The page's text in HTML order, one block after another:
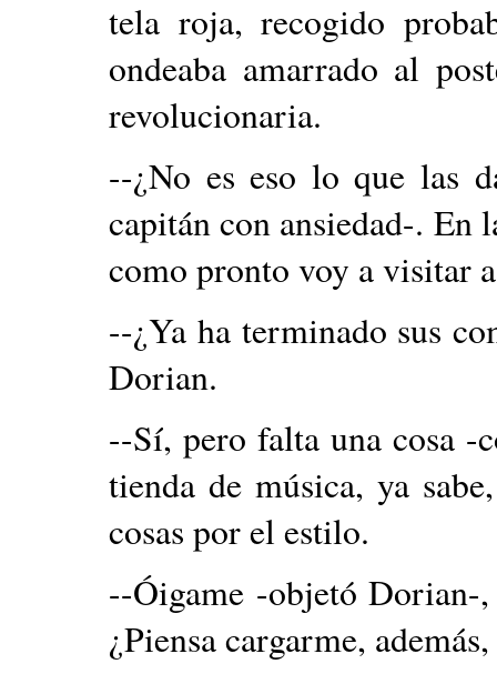
tela roja, recogido
ondeaba amarrado al
revolucionaria.
--¿No es eso lo que las
capitán con ansiedad-. En
como pronto voy a visitar
--¿Ya ha terminado sus
Dorian.
--Sí, pero falta una cosa -
tienda de música, ya
cosas por el estilo.
--Óigame -objetó Dorian-,
¿Piensa cargarme,